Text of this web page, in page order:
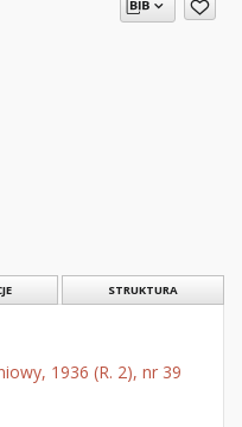
STRUKTURA
1936 (R. 2), nr 39